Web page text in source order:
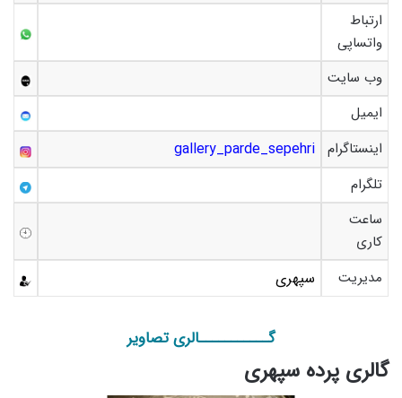
ارتباط
واتساپی
وب سایت
ایمیل
اینستاگرام gallery_parde_sepehri
تلگرام
ساعت
کاری
مدیریت
سپهری
گـــــــــــالری تصاویر
گالری پرده سپهری